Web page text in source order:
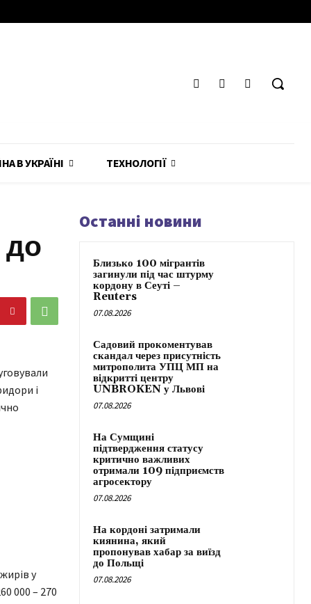
В УКРАЇНІ ТЕХНОЛОГІЇ
до
і
у
000 – 270
Останні новини
Близько 100 мігрантів
загинули під час штурму
кордону в Сеуті –
Reuters
07.08.2026
Садовий прокоментував
скандал через присутність
митрополита УПЦ МП на
відкритті центру
UNBROKEN у Львові
07.08.2026
На Сумщині
підтвердження статусу
критично важливих
отримали 109 підприємств
агросектору
07.08.2026
На кордоні затримали
киянина, який
пропонував хабар за виїзд
до Польщі
07.08.2026